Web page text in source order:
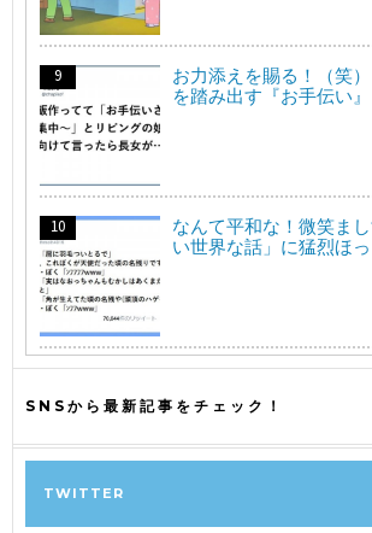
お力添えを賜る！（笑
を踏み出す『お手伝い
なんて平和な！微笑ま
い世界な話」に猛烈ほ
SNSから最新記事をチェック！
TWITTER